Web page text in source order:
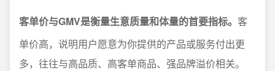
客单价与GMV是衡量生意质量和体量的首要指标。 客
单价高，说明用户愿意为你提供的产品或服务付出更
多，往往与高品质、高客单商品、强品牌溢价相关。